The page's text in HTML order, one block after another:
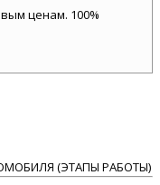
ценам. 100%
(ЭТАПЫ РАБОТЫ)